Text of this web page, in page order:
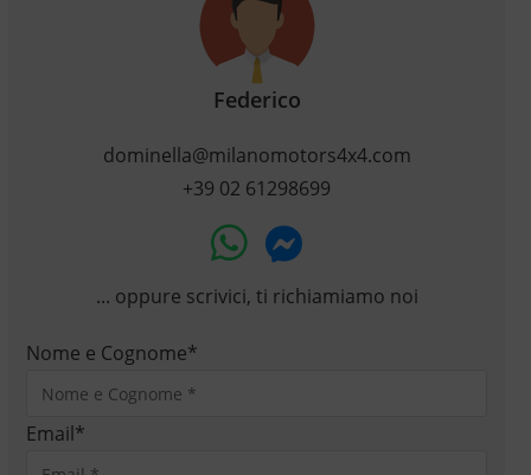
Federico
dominella@milanomotors4x4.com
+39 02 61298699
... oppure scrivici, ti richiamiamo noi
Nome e Cognome*
Email*